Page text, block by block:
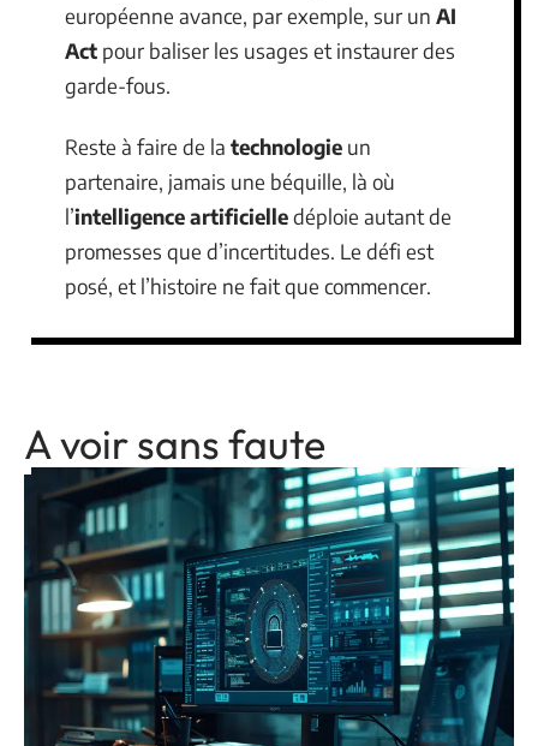
européenne avance, par exemple, sur un AI
Act pour baliser les usages et instaurer des
garde-fous.
Reste à faire de la technologie un
partenaire, jamais une béquille, là où
l’intelligence artificielledéploie autant de
promesses que d’incertitudes. Le défi est
posé, et l’histoire ne fait que commencer.
A voir sans faute